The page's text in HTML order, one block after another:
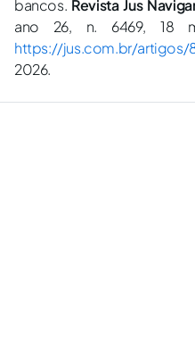
bancos. Revista Jus
ano 26, n. 6469, 18
https://jus.com.br/artigos/
2026.